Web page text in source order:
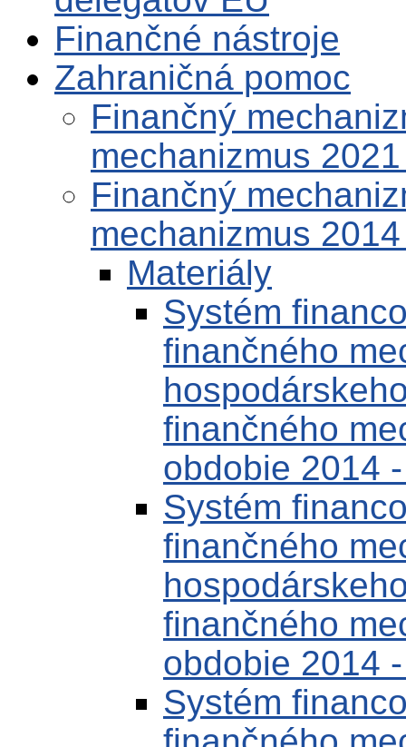
Finančné nástroje
Zahraničná pomoc
Finančný
mechanizmus
Finančný
mechanizmus
Materiály
Systém
finančného
finančného
obdobie 2014
Systém
finančného
finančného
obdobie 2014
Systém